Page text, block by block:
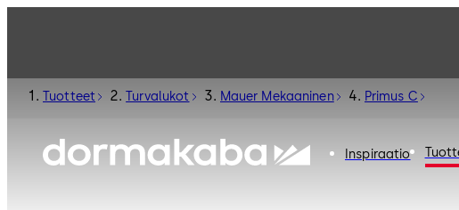
Inspiraatio
Tuotteet Turvalukot Mauer Mekaaninen Primus C